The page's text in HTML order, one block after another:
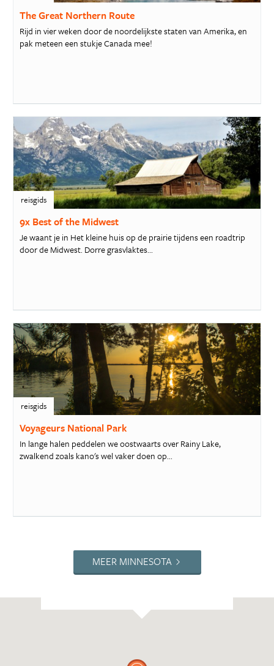
The Great Northern Route
Rijd in vier weken door de noordelijkste staten van Amerika, en
pak meteen een stukje Canada mee!
reisgids
9x Best of the Midwest
Je waant je in Het kleine huis op de prairie tijdens een roadtrip
door de Midwest. Dorre grasvlaktes...
reisgids
Voyageurs National Park
In lange halen peddelen we oostwaarts over Rainy Lake,
zwalkend zoals kano's wel vaker doen op...
MEER MINNESOTA